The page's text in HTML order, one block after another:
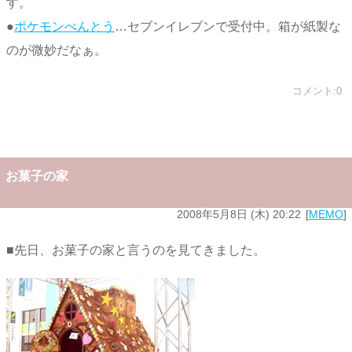
す。
●ポケモンべんとう …セブンイレブンで受付中。箱が紙製な
のが微妙だなぁ。
コメント:0
お菓子の家
2008年5月8日 (木) 20:22 MEMO
■先日、お菓子の家と言うのを見てきました。